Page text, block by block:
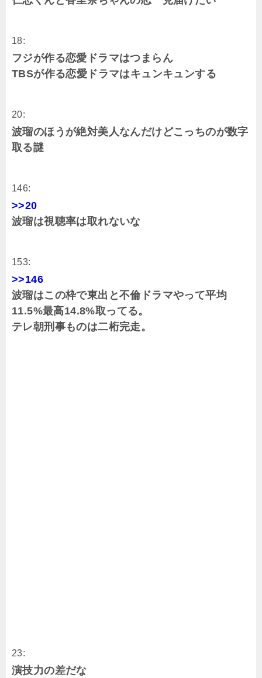
18:
フジが作る恋愛ドラマはつまらん
TBSが作る恋愛ドラマはキュンキュンする
20:
波瑠のほうが絶対美人なんだけどこっちのが数字
取る謎
146:
>>20
波瑠は視聴率は取れないな
153:
>>146
波瑠はこの枠で東出と不倫ドラマやって平均
11.5%最高14.8%取ってる。
テレ朝刑事ものは二桁完走。
23:
演技力の差だな